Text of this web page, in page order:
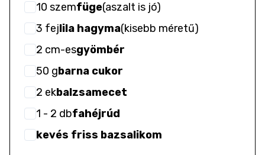
10 szemfüge(aszalt is jó)
3 fejlila hagyma(kisebb méretű)
2 cm-esgyömbér
50 gbarna cukor
2 ekbalzsamecet
1 - 2 dbfahéjrúd
kevés friss bazsalikom